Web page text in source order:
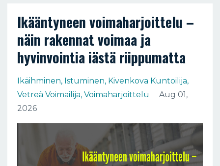
Ikääntyneen voimaharjoittelu –
näin rakennat voimaa ja
hyvinvointia iästä riippumatta
Ikäihminen Istuminen Kivenkova Kuntoilija
Vetreä Voimailija Voimaharjoittelu
Aug 01,
2026